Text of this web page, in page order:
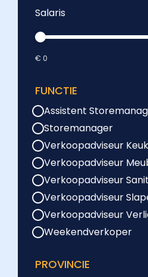
Salaris
€ 0
FUNCTIE
Assistent
Storemanager
Verkoopadviseur
Verkoopadviseur
Verkoopadviseur
Verkoopadviseur
Verkoopadviseur
Weekendverkoper
PROVINCIE